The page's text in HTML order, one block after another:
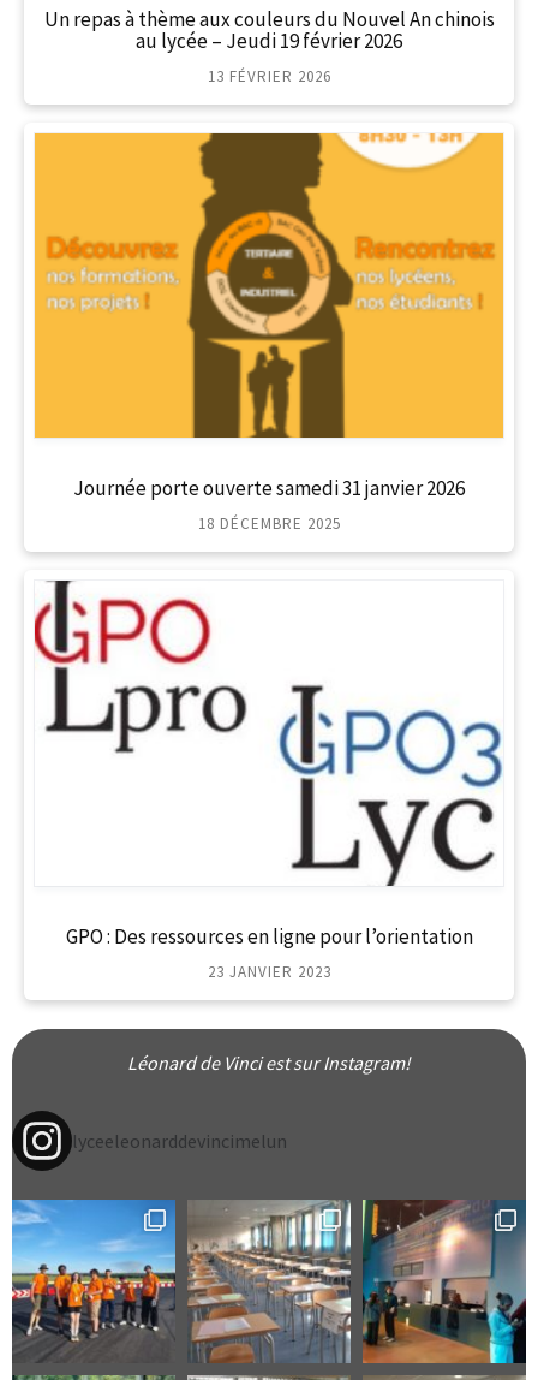
Un repas à thème aux couleurs du Nouvel An chinois
au lycée – Jeudi 19 février 2026
13 FÉVRIER 2026
Journée porte ouverte samedi 31 janvier 2026
18 DÉCEMBRE 2025
GPO : Des ressources en ligne pour l’orientation
23 JANVIER 2023
Léonard de Vinci est sur Instagram!
lyceeleonarddevincimelun